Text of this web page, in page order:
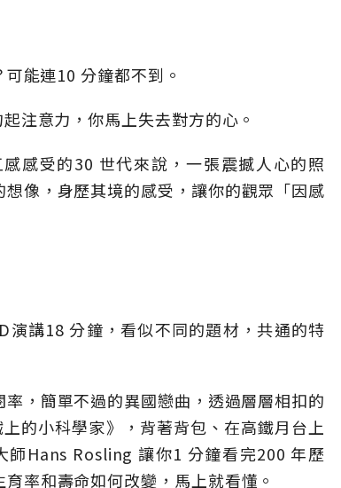
能連10 分鐘都不到。
注意力，你馬上失去對方的心。
感受的30 世代來說，一張震撼人心的照
像，身歷其境的感受，讓你的觀眾「因感
講18 分鐘，看似不同的題材，共通的特
，簡單不過的異國戀曲，透過層層相扣的
的小科學家》，背著背包、在高鐵月台上
Hans Rosling 讓你1 分鐘看完200 年歷
率和壽命如何改變，馬上就看懂。